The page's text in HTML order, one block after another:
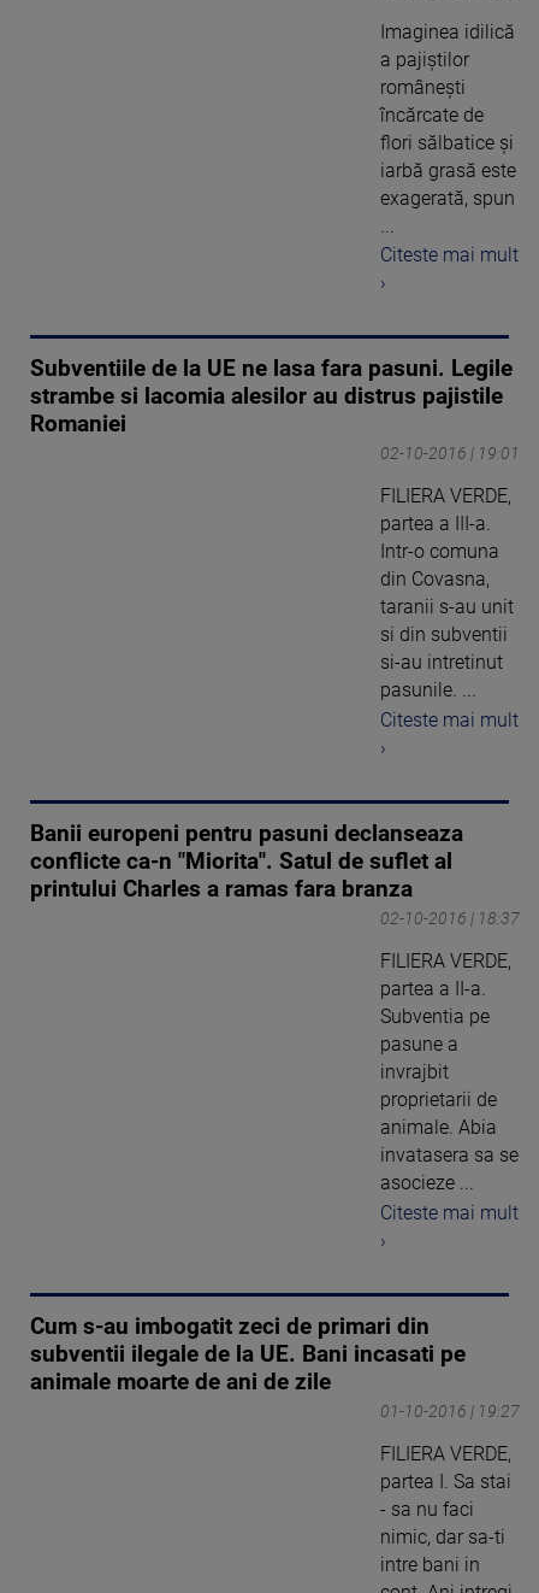
Imaginea idilică
a pajiştilor
româneşti
încărcate de
flori sălbatice şi
iarbă grasă este
exagerată, spun
Citeste mai mult
›
Subventiile de la UE ne lasa fara pasuni. Legile
strambe si lacomia alesilor au distrus pajistile
Romaniei
02-10-2016 | 19:01
FILIERA VERDE,
partea a III-a.
Intr-o comuna
din Covasna,
taranii s-au unit
si din subventii
si-au intretinut
pasunile. ...
Citeste mai mult
›
Banii europeni pentru pasuni declanseaza
conflicte ca-n "Miorita". Satul de suflet al
printului Charles a ramas fara branza
02-10-2016 | 18:37
FILIERA VERDE,
partea a II-a.
Subventia pe
pasune a
invrajbit
proprietarii de
animale. Abia
invatasera sa se
asocieze ...
Citeste mai mult
›
Cum s-au imbogatit zeci de primari din
subventii ilegale de la UE. Bani incasati pe
animale moarte de ani de zile
01-10-2016 | 19:27
FILIERA VERDE,
partea I. Sa stai
- sa nu faci
nimic, dar sa-ti
intre bani in